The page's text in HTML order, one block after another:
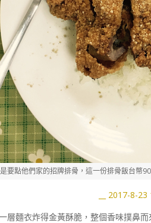
要點他們家的招牌排骨，這一份排骨飯台幣
層麵衣炸得金黃酥脆，整個香味撲鼻